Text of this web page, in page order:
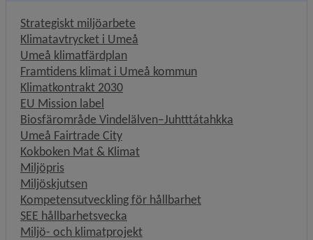
Strategiskt miljöarbete
Klimatavtrycket i Umeå
Umeå klimatfärdplan
Framtidens klimat i Umeå kommun
Klimatkontrakt 2030
EU Mission label
Biosfärområde Vindelälven–Juhtttátahkka
Umeå Fairtrade City
Kokboken Mat & Klimat
Miljöpris
Miljöskjutsen
Kompetensutveckling för hållbarhet
SEE hållbarhetsvecka
Miljö- och klimatprojekt